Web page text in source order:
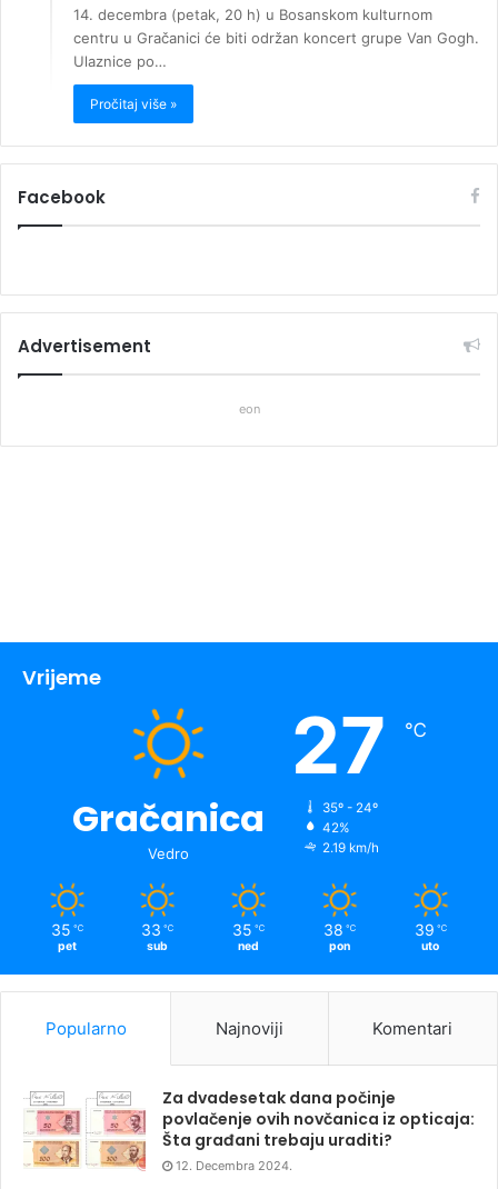
14. decembra (petak, 20 h) u Bosanskom kulturnom
centru u Gračanici će biti održan koncert grupe Van Gogh.
Ulaznice po…
Pročitaj više »
Facebook
Advertisement
eon
Vrijeme
Gračanica
Vedro
27 ℃
35º - 24º
42%
2.19 km/h
35 ℃
pet
33 ℃
sub
35 ℃
ned
38 ℃
pon
39 ℃
uto
Popularno Najnoviji Komentari
Za dvadesetak dana počinje
povlačenje ovih novčanica iz opticaja:
Šta građani trebaju uraditi?
12. Decembra 2024.